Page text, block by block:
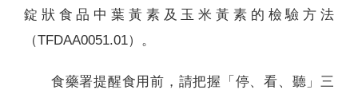
錠狀食品中葉黃素及玉米黃素的檢驗方法
（TFDAA0051.01）。
食藥署提醒食用前，請把握「停、看、聽」三